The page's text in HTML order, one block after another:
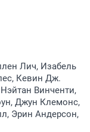
Лич, Изабель
Кевин Дж.
Винченти,
Джун Клемонс,
Эрин Андерсон,